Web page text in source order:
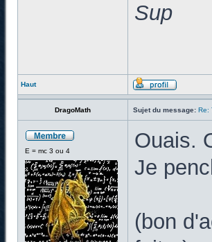
Sup
Haut
DragoMath Sujet du message: Re:
E = mc 3 ou 4
Ouais.
Je
(bon